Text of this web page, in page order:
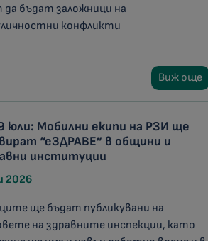
да бъдат заложници на
конфликти
Виж още
юли: Мобилни екипи на РЗИ ще
“еЗДРАВЕ” в общини и
институции
2026
ще бъдат публикувани на
на здравните инспекции, като